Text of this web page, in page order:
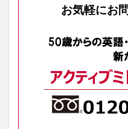
お気軽にお